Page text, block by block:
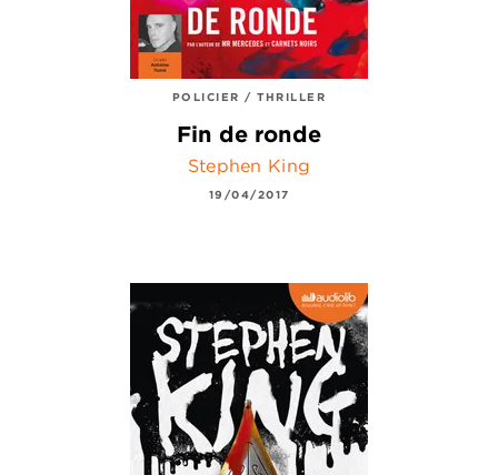
POLICIER / THRILLER
Fin de ronde
Stephen King
19/04/2017